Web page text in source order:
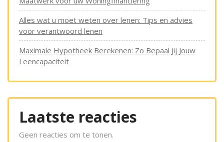
Alles wat u moet weten over lenen: Tips en advies
voor verantwoord lenen
Maximale Hypotheek Berekenen: Zo Bepaal Jij Jouw
Leencapaciteit
Laatste reacties
Geen reacties om te tonen.